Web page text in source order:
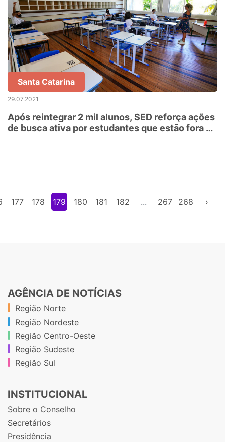
Santa Catarina
29.07.2021
Após reintegrar 2 mil alunos, SED reforça ações
de busca ativa por estudantes que estão fora da
177 178 179 180 181 182 ... 267 268 ›
AGÊNCIA DE NOTÍCIAS
Região Norte
Região Nordeste
Região Centro-Oeste
Região Sudeste
Região Sul
INSTITUCIONAL
Sobre o Conselho
Secretários
Presidência